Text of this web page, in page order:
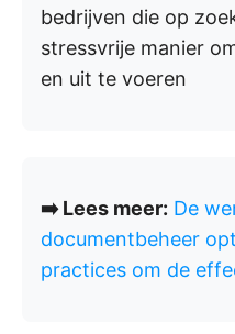
bedrijven die op
stressvrije manier
en uit te voeren
➡️ Lees meer: De
documentbeheer
practices om de